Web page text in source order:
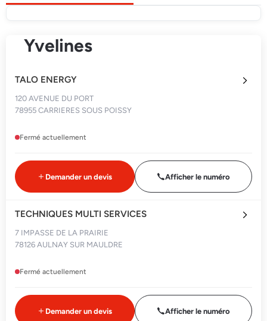
Yvelines
TALO ENERGY
120 AVENUE DU PORT
78955 CARRIERES SOUS POISSY
Fermé actuellement
Demander un devis Afficher le numéro
TECHNIQUES MULTI SERVICES
7 IMPASSE DE LA PRAIRIE
78126 AULNAY SUR MAULDRE
Fermé actuellement
Demander un devis Afficher le numéro